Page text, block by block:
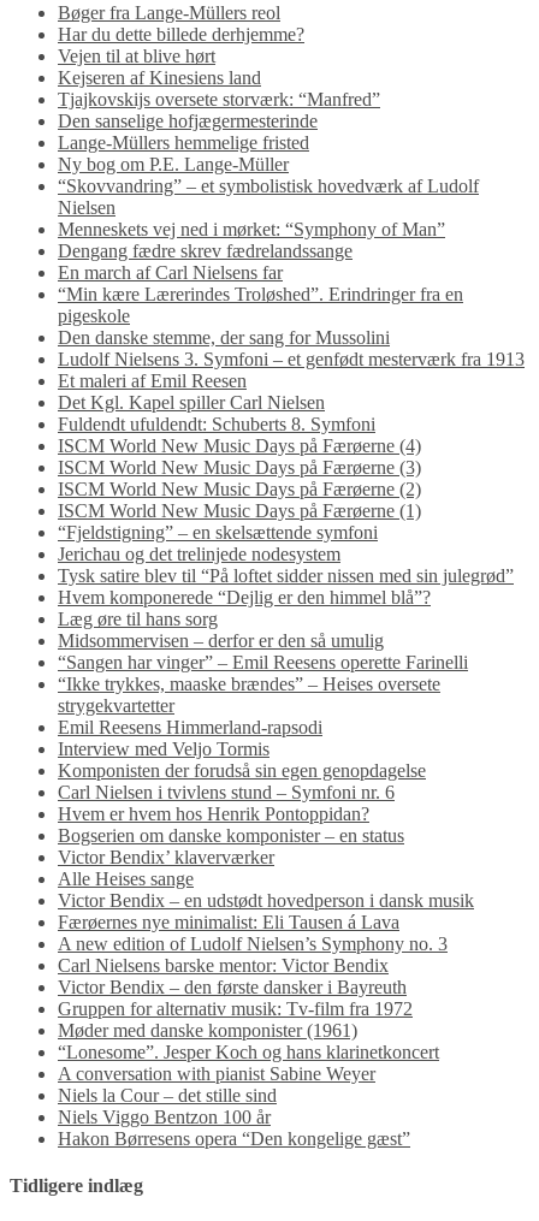
Bøger fra Lange-Müllers reol
Har du dette billede derhjemme?
Vejen til at blive hørt
Kejseren af Kinesiens land
Tjajkovskijs oversete storværk: “Manfred”
Den sanselige hofjægermesterinde
Lange-Müllers hemmelige fristed
Ny bog om P.E. Lange-Müller
“Skovvandring” – et symbolistisk hovedværk af Ludolf
Nielsen
Menneskets vej ned i mørket: “Symphony of Man”
Dengang fædre skrev fædrelandssange
En march af Carl Nielsens far
“Min kære Lærerindes Troløshed”. Erindringer fra en
pigeskole
Den danske stemme, der sang for Mussolini
Ludolf Nielsens 3. Symfoni – et genfødt mesterværk fra 1913
Et maleri af Emil Reesen
Det Kgl. Kapel spiller Carl Nielsen
Fuldendt ufuldendt: Schuberts 8. Symfoni
ISCM World New Music Days på Færøerne (4)
ISCM World New Music Days på Færøerne (3)
ISCM World New Music Days på Færøerne (2)
ISCM World New Music Days på Færøerne (1)
“Fjeldstigning” – en skelsættende symfoni
Jerichau og det trelinjede nodesystem
Tysk satire blev til “På loftet sidder nissen med sin julegrød”
Hvem komponerede “Dejlig er den himmel blå”?
Læg øre til hans sorg
Midsommervisen – derfor er den så umulig
“Sangen har vinger” – Emil Reesens operette Farinelli
“Ikke trykkes, maaske brændes” – Heises oversete
strygekvartetter
Emil Reesens Himmerland-rapsodi
Interview med Veljo Tormis
Komponisten der forudså sin egen genopdagelse
Carl Nielsen i tvivlens stund – Symfoni nr. 6
Hvem er hvem hos Henrik Pontoppidan?
Bogserien om danske komponister – en status
Victor Bendix’ klaverværker
Alle Heises sange
Victor Bendix – en udstødt hovedperson i dansk musik
Færøernes nye minimalist: Eli Tausen á Lava
A new edition of Ludolf Nielsen’s Symphony no. 3
Carl Nielsens barske mentor: Victor Bendix
Victor Bendix – den første dansker i Bayreuth
Gruppen for alternativ musik: Tv-film fra 1972
Møder med danske komponister (1961)
“Lonesome”. Jesper Koch og hans klarinetkoncert
A conversation with pianist Sabine Weyer
Niels la Cour – det stille sind
Niels Viggo Bentzon 100 år
Hakon Børresens opera “Den kongelige gæst”
Tidligere indlæg